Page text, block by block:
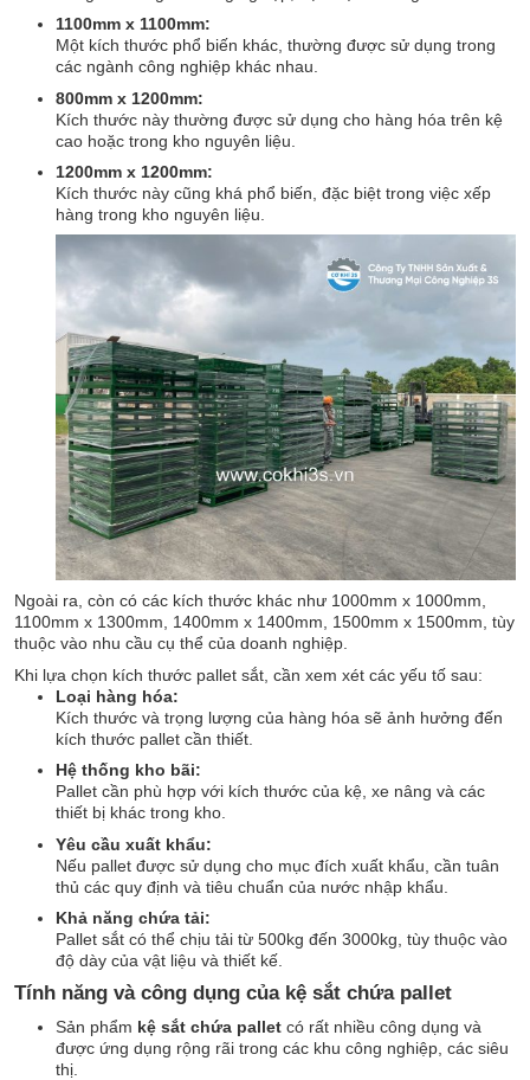
1100mm x 1100mm:
Một kích thước phổ biến khác, thường được sử dụng trong
các ngành công nghiệp khác nhau.
800mm x 1200mm:
Kích thước này thường được sử dụng cho hàng hóa trên kệ
cao hoặc trong kho nguyên liệu.
1200mm x 1200mm:
Kích thước này cũng khá phổ biến, đặc biệt trong việc xếp
hàng trong kho nguyên liệu.
Ngoài ra, còn có các kích thước khác như 1000mm x 1000mm,
1100mm x 1300mm, 1400mm x 1400mm, 1500mm x 1500mm, tùy
thuộc vào nhu cầu cụ thể của doanh nghiệp.
Khi lựa chọn kích thước pallet sắt, cần xem xét các yếu tố sau:
Loại hàng hóa:
Kích thước và trọng lượng của hàng hóa sẽ ảnh hưởng đến
kích thước pallet cần thiết.
Hệ thống kho bãi:
Pallet cần phù hợp với kích thước của kệ, xe nâng và các
thiết bị khác trong kho.
Yêu cầu xuất khẩu:
Nếu pallet được sử dụng cho mục đích xuất khẩu, cần tuân
thủ các quy định và tiêu chuẩn của nước nhập khẩu.
Khả năng chứa tải:
Pallet sắt có thể chịu tải từ 500kg đến 3000kg, tùy thuộc vào
độ dày của vật liệu và thiết kế.
Tính năng và công dụng của kệ sắt chứa pallet
Sản phẩm kệ sắt chứa pallet có rất nhiều công dụng và
được ứng dụng rộng rãi trong các khu công nghiệp, các siêu
thị.